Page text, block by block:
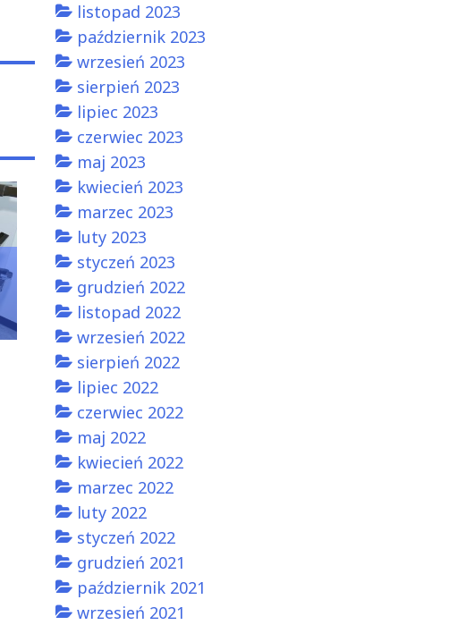
listopad 2023
październik 2023
wrzesień 2023
sierpień 2023
lipiec 2023
czerwiec 2023
maj 2023
kwiecień 2023
marzec 2023
luty 2023
styczeń 2023
grudzień 2022
listopad 2022
wrzesień 2022
sierpień 2022
lipiec 2022
czerwiec 2022
maj 2022
kwiecień 2022
marzec 2022
luty 2022
styczeń 2022
grudzień 2021
październik 2021
wrzesień 2021